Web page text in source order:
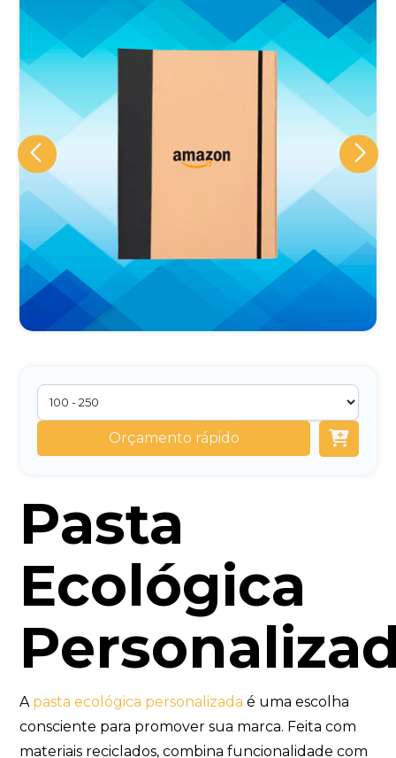
Orçamento rápido
Pasta
Ecológica
A pasta ecológica personalizada é uma escolha
consciente para promover sua marca. Feita com
materiais reciclados, combina funcionalidade com